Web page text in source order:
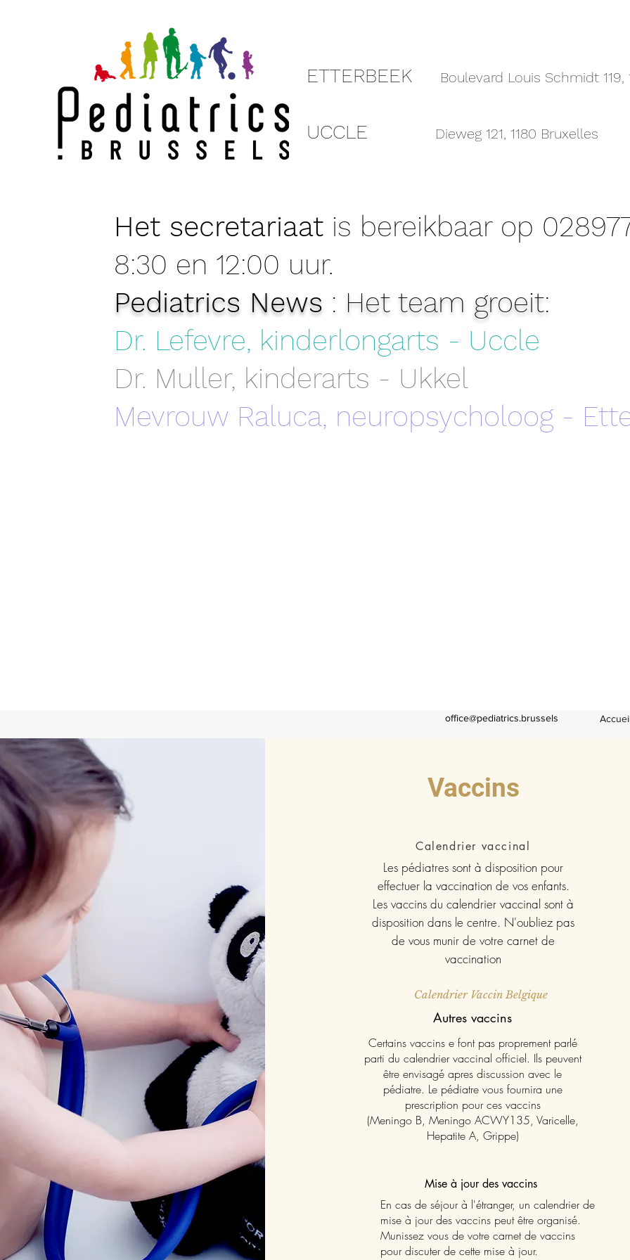
ETTERBEEK Boulevard Louis Schmidt 119,
UCCLE Dieweg 121, 1180 Bruxelles
Het secretariaat is bereikbaar op
8:30 en 12:00 uur.
Pediatrics News : Het team groeit:
Dr. Lefevre, kinderlongarts - Uccle
Dr. Muller, kinderarts - Ukkel
Mevrouw Raluca, neuropsycholoog -
office@pediatrics.brussels Accueil
Vaccins
Calendrier vaccinal
Les pédiatres sont à disposition pour
effectuer la vaccination de vos enfants.
Les vaccins du calendrier vaccinal sont à
disposition dans le centre. N'oubliez pas
de vous munir de votre carnet de
vaccination
Calendrier Vaccin Belgique
Autres vaccins
Certains vaccins e font pas proprement parlé
parti du calendrier vaccinal officiel. Ils peuvent
être envisagé apres discussion avec le
pédiatre. Le pédiatre vous fournira une
prescription pour ces vaccins
(Meningo B, Meningo ACWY135, Varicelle,
Hepatite A, Grippe)
Mise à jour des vaccins
En cas de séjour à l'étranger, un calendrier de
mise à jour des vaccins peut être organisé.
Munissez vous de votre carnet de vaccins
pour discuter de cette mise à jour.